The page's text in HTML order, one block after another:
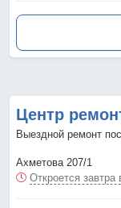
Центр
Выездной ремонт
Ахметова 207/1
Откроется завтра